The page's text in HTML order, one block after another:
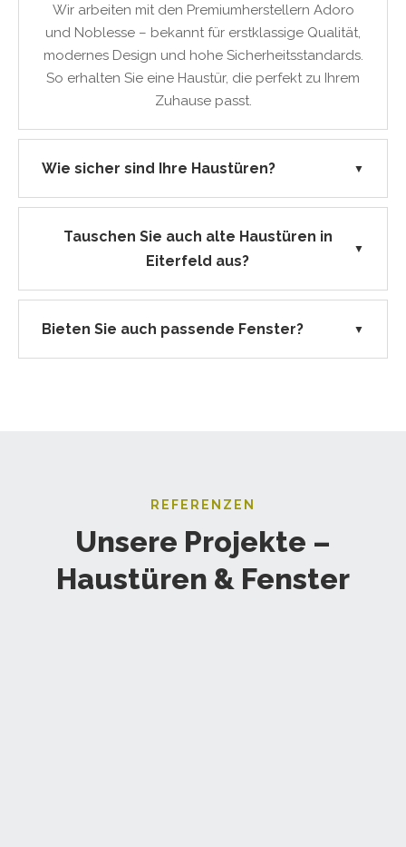
Wir arbeiten mit den Premiumherstellern Adoro
und Noblesse – bekannt für erstklassige Qualität,
modernes Design und hohe Sicherheitsstandards.
So erhalten Sie eine Haustür, die perfekt zu Ihrem
Zuhause passt.
Wie sicher sind Ihre Haustüren? ▼
Tauschen Sie auch alte Haustüren in
Eiterfeld aus?
▼
Bieten Sie auch passende Fenster? ▼
REFERENZEN
Unsere Projekte –
Haustüren & Fenster